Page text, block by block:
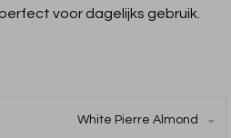
voor dagelijks gebruik.
White Pierre Almond